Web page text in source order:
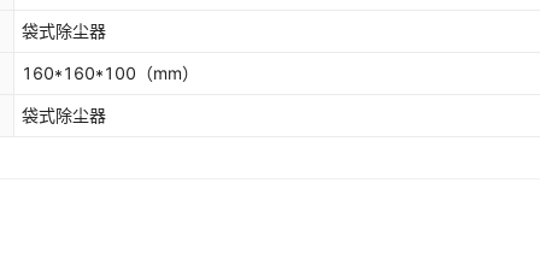
袋式除尘器
160*160*100 （mm）
袋式除尘器